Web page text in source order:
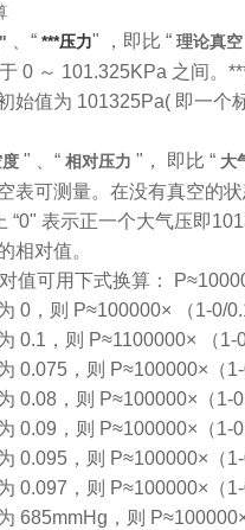
、“ ***压力" ，即比 “ 理论真空
0 ～ 101.325KPa 之间。
始值为 101325Pa( 即一个
" 、“ 相对压力 "， 即比 “ 大
表可测量。在没有真空的
“0" 表示正一个大气压即
相对值。
值可用下式换算：
0，则 P≈100000× （1-0/
0.1，则 P≈1100000× （1-
0.075，则 P≈100000×（1-
0.08，则 P≈100000×（1-
0.09，则 P≈100000×（1-
0.095，则 P≈100000×（1-
0.097，则 P≈100000×（1-
685mmHg，则